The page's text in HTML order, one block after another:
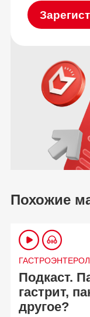
Похожие
Подкаст.
гастрит,
другое?